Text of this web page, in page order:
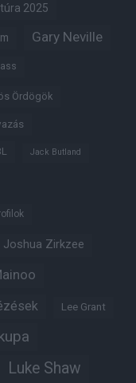
2025
Gary Neville
Ördögök
Jack Butland
Joshua Zirkzee
Lee Grant
Luke Shaw